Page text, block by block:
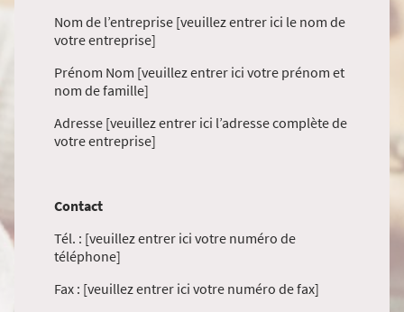
Nom de l’entreprise [veuillez entrer ici le nom de
votre entreprise]
Prénom Nom [veuillez entrer ici votre prénom et
nom de famille]
Adresse [veuillez entrer ici l’adresse complète de
votre entreprise]
Contact
Tél. : [veuillez entrer ici votre numéro de
téléphone]
Fax : [veuillez entrer ici votre numéro de fax]